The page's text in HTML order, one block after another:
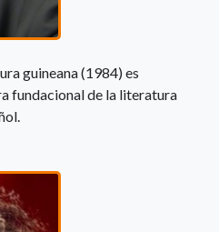
guineana (1984) es
fundacional de la literatura